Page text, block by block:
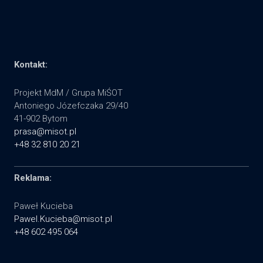
Kontakt:
Projekt MdM / Grupa MiŚOT
Antoniego Józefczaka 29/40
41-902 Bytom
prasa@misot.pl
+48 32 810 20 21
Reklama:
Paweł Kucieba
Pawel.Kucieba@misot.pl
+48 602 495 064